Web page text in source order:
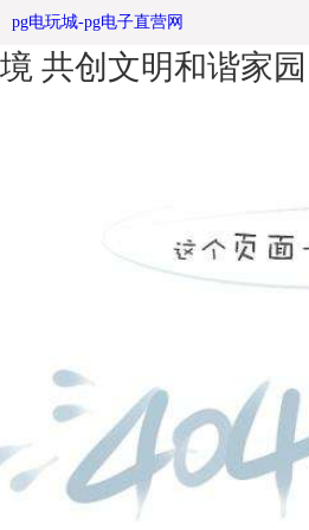
果园乡瑞安园： 整
境 共创文明和谐家
pg电玩城-pg电子直营网